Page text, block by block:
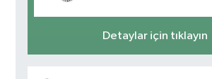
Detaylar için tıklayın